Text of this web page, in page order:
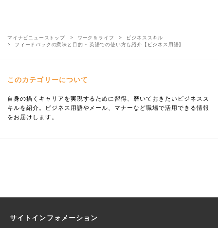
マイナビニューストップ ワーク＆ライフ
ビジネススキル
フィードバックの意味と目的 - 英語での使い方も紹介【ビジネス用語】
このカテゴリーについて
自身の描くキャリアを実現するために習得、磨いておきたいビジネスス
キルを紹介。ビジネス用語やメール、マナーなど職場で活用できる情報
をお届けします。
サイトインフォメーション